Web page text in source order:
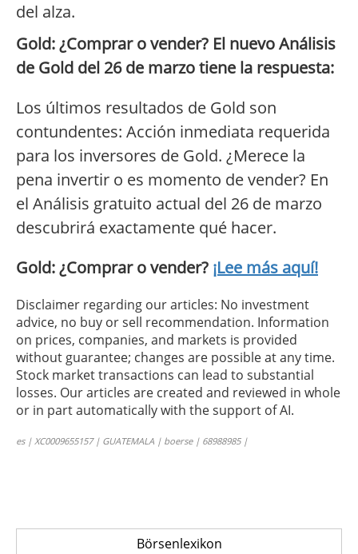
del alza.
Gold: ¿Comprar o vender? El nuevo Análisis
de Gold del 26 de marzo tiene la respuesta:
Los últimos resultados de Gold son
contundentes: Acción inmediata requerida
para los inversores de Gold. ¿Merece la
pena invertir o es momento de vender? En
el Análisis gratuito actual del 26 de marzo
descubrirá exactamente qué hacer.
Gold: ¿Comprar o vender? ¡Lee más aquí!
Disclaimer regarding our articles: No investment
advice, no buy or sell recommendation. Information
on prices, companies, and markets is provided
without guarantee; changes are possible at any time.
Stock market transactions can lead to substantial
losses. Our articles are created and reviewed in whole
or in part automatically with the support of AI.
es | XC0009655157 | GUATEMALA | boerse | 68988985 |
Börsenlexikon